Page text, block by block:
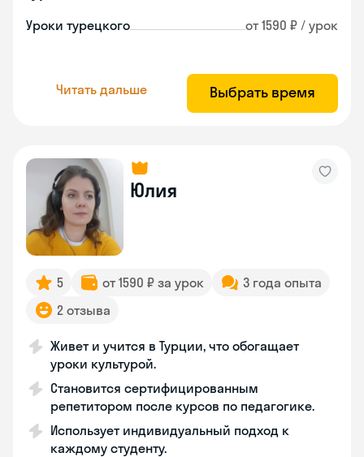
Уроки турецкого от 1590 ₽ / урок
Читать дальше Выбрать время
Юлия
5 от 1590 ₽ за урок
3 года опыта
2 отзыва
Живет и учится в Турции, что обогащает
уроки культурой.
Становится сертифицированным
репетитором после курсов по педагогике.
Использует индивидуальный подход к
каждому студенту.